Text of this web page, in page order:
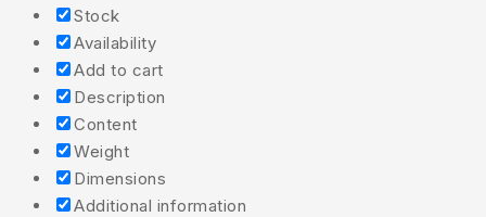
Stock
Availability
Add to cart
Description
Content
Weight
Dimensions
Additional information